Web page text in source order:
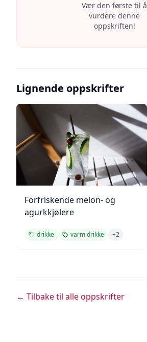
Vær den første til å
vurdere denne
oppskriften!
Lignende oppskrifter
Forfriskende melon- og
agurkkjølere
drikke varm drikke +2
← Tilbake til alle oppskrifter